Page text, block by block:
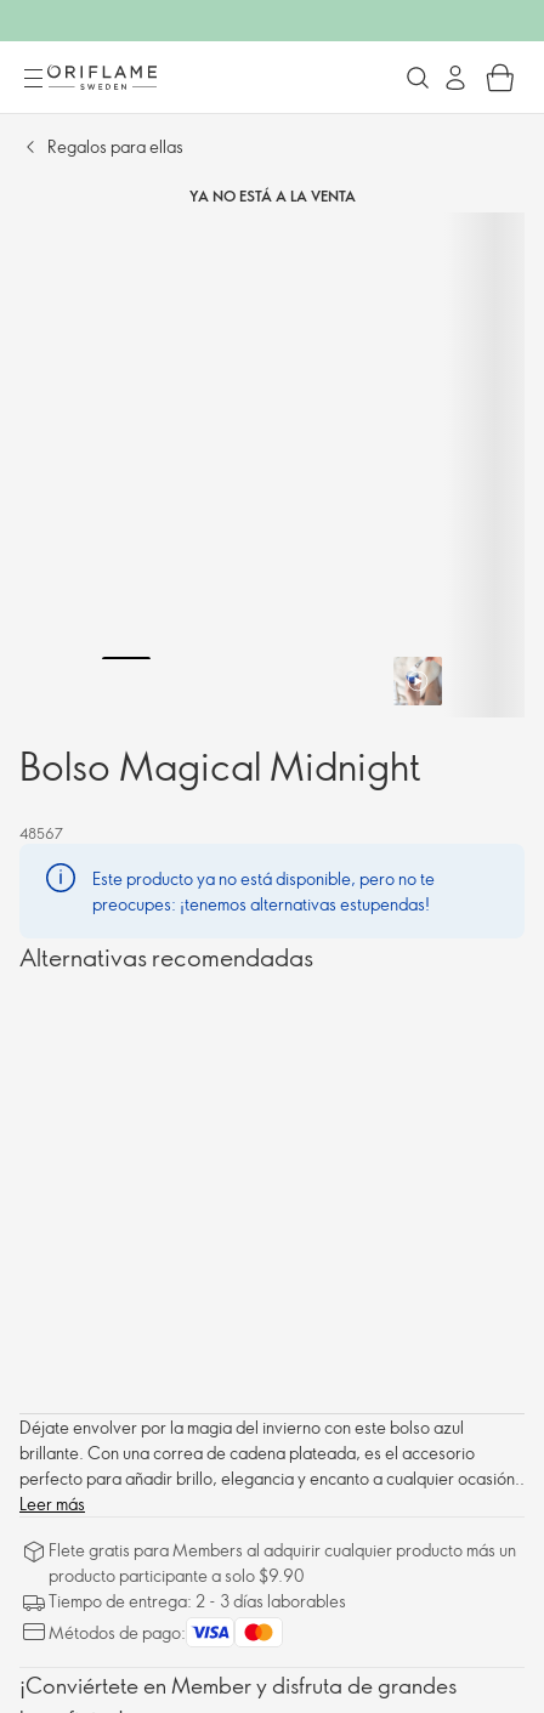
Regalos para ellas
YA NO ESTÁ A LA VENTA
Bolso Magical Midnight
48567
Este producto ya no está disponible, pero no te
preocupes: ¡tenemos alternativas estupendas!
Alternativas recomendadas
Déjate envolver por la magia del invierno con este bolso azul
brillante. Con una correa de cadena plateada, es el accesorio
perfecto para añadir brillo, elegancia y encanto a cualquier ocasión..
Leer más
Flete gratis para Members al adquirir cualquier producto más un
producto participante a solo $9.90
Tiempo de entrega: 2 - 3 días laborables
Métodos de pago:
¡Conviértete en Member y disfruta de grandes